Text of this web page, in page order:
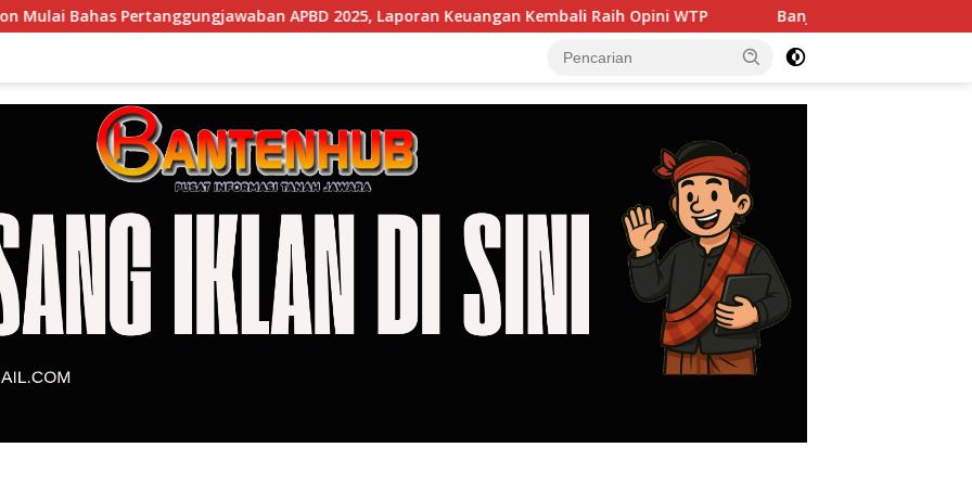
APBD 2025, Laporan Keuangan Kembali Raih Opini WTP Banjir hingga PJU Harus Jadi Prioritas,